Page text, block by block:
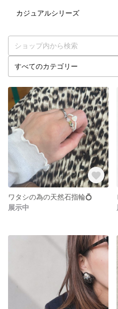
カジュアルシリーズ
ワタシの為の天然石指輪💍
展示中